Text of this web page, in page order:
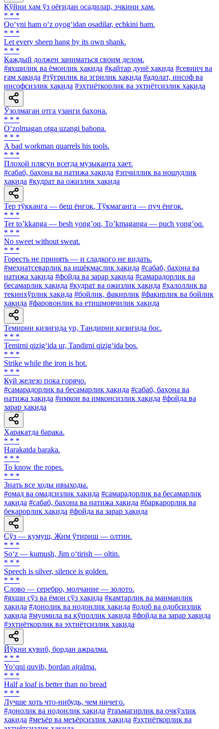
Қўйни ҳам ўз оёғидан осадилар, эчкини ҳам.
* * *
Qo‘yni ham o‘z oyog‘idan osadilar, echkini ham.
* * *
Let every sheep hang by its own shank.
* * *
Каждый должен заниматься своим делом.
#яхшилик ва ёмонлик ҳақида #қайтар дунё ҳақида #севинч ва
ғам ҳақида #тўғрилик ва эгрилик ҳақида #адолат, инсоф ва
инсофсизлик ҳақида #эҳтиёткорлик ва эҳтиётсизлик ҳақида
Ўзолмаган отга узанги баҳона.
* * *
O‘zolmagan otga uzangi bahona.
* * *
A bad workman quarrels his tools.
* * *
Плохой плясун всегда музыканта хает.
#сабаб, баҳона ва натижа ҳақида #эпчиллик ва ношудлик
ҳақида #қудрат ва ожизлик ҳақида
Тер тўкканга — беш ёнғоқ, Тўкмаганга — пуч ёнғоқ.
* * *
Ter toʼkkanga — besh yongʼoq, Toʼkmaganga — puch yongʼoq.
* * *
No sweet without sweat.
* * *
Горесть не принять — и сладкого не видать.
#меҳнатсеварлик ва ишёқмаслик ҳақида #сабаб, баҳона ва
натижа ҳақида #фойда ва зарар ҳақида #самарадорлик ва
бесамарлик ҳақида #қудрат ва ожизлик ҳақида #ҳалоллик ва
текинхўрлик ҳақида #бойлик, фақирлик #фақирлик ва бойлик
ҳақида #фаровонлик ва етишмовчилик ҳақида
Темирни қизиғида ур, Тандирни қизиғида бос.
* * *
Temirni qizig‘ida ur, Tandirni qizig‘ida bos.
* * *
Strike while the iron is hot.
* * *
Куй железо пока горячо.
#самарадорлик ва бесамарлик ҳақида #сабаб, баҳона ва
натижа ҳақида #имкон ва имконсизлик ҳақида #фойда ва
зарар ҳақида
Ҳаракатда барака.
* * *
Harakatda baraka.
* * *
To know the ropes.
* * *
Знать все ходы ивыходы.
#омад ва омадсизлик ҳақида #самарадорлик ва бесамарлик
ҳақида #сабаб, баҳона ва натижа ҳақида #барқарорлик ва
беқарорлик ҳақида #фойда ва зарар ҳақида
Сўз — кумуш, Жим ўтириш — олтин.
* * *
So‘z — kumush, Jim o‘tirish — oltin.
* * *
Speech is silver, silence is golden.
* * *
Слово — серебро, молчание — золото.
#яхши сўз ва ёмон сўз ҳақида #камтарлик ва манманлик
ҳақида #донолик ва нодонлик ҳақида #одоб ва одобсизлик
ҳақида #муомила ва қўполлик ҳақида #фойда ва зарар ҳақида
#эҳтиёткорлик ва эҳтиётсизлик ҳақида
Йўқни қувиб, бордан ажралма.
* * *
Yo‘qni quvib, bordan ajralma.
* * *
Half a loaf is better than no bread
* * *
Лучше хоть что-нибудь, чем ничего.
#донолик ва нодонлик ҳақида #таъмагирлик ва очкўзлик
ҳақида #меъёр ва меъёрсизлик ҳақида #эҳтиёткорлик ва